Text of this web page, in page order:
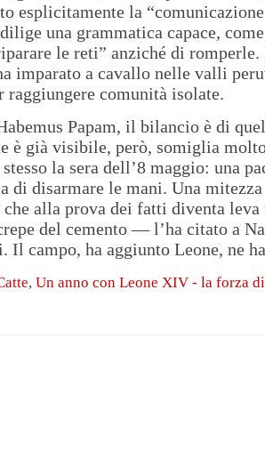
esplicitamente la
una grammatica capace,
le reti” anziché di romperle.
imparato a cavallo nelle valli
raggiungere comunità isolate.
Papam, il bilancio è di
è già visibile, però, somiglia
la sera dell’8 maggio: una
di disarmare le mani. Una
che alla prova dei fatti diventa
del cemento — l’ha citato a
Il campo, ha aggiunto Leone, ne
, Un anno con Leone XIV - la forza